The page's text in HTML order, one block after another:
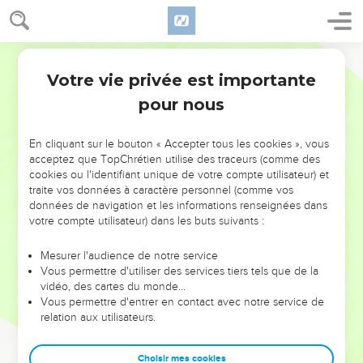
NE MANQUEZ PAS L’ÉVÉNEMENT
DE L’ANNÉE !
ET SI LEURS ERREURS POUVAIENT VOUS ÉVITER LES
VOTRES ?
leur foi ou leur vision. Mais on voit moins les doutes, les erreurs
et les saisons difficiles qu'ils ont traversés, alors même que ce
sont elles qui les ont façonnés.
Dans cette conférence, leaders, entrepreneurs, et responsables
clés pour avancer avec plus de sagesse afin que leurs erreurs
Votre vie privée est importante
pour nous
En cliquant sur le bouton « Accepter tous les cookies », vous
acceptez que TopChrétien utilise des traceurs (comme des
cookies ou l'identifiant unique de votre compte utilisateur) et
traite vos données à caractère personnel (comme vos
données de navigation et les informations renseignées dans
votre compte utilisateur) dans les buts suivants :
Mesurer l'audience de notre service
Vous permettre d'utiliser des services tiers tels que de la
vidéo, des cartes du monde…
Vous permettre d'entrer en contact avec notre service de
relation aux utilisateurs.
Choisir mes cookies